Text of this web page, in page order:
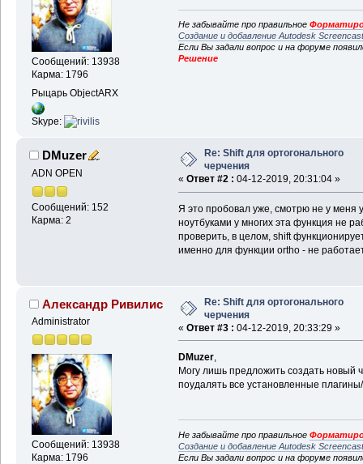
Сообщений: 13938
Карма: 1796
Рыцарь ObjectARX
Skype:
Не забывайте про правильное
Создание и добавление Autodesk
Если Вы задали вопрос и на форуме
Решение
DMuzer
ADN OPEN
Сообщений: 152
Карма: 2
Re: Shift для ортогонального
черчения
« Ответ #2 : 04-12-2019, 20:31:04 »
Я это пробовал уже, смотрю не у меня
ноутбуками у многих эта функция не
проверить, в целом, shift
именно для функции ortho - не
Александр Ривилис
Administrator
Сообщений: 13938
Карма: 1796
Re: Shift для ортогонального
черчения
« Ответ #3 : 04-12-2019, 20:33:29 »
DMuzer,
Могу лишь предложить создать новый
поудалять все установленные
Не забывайте про правильное
Создание и добавление Autodesk
Если Вы задали вопрос и на форуме